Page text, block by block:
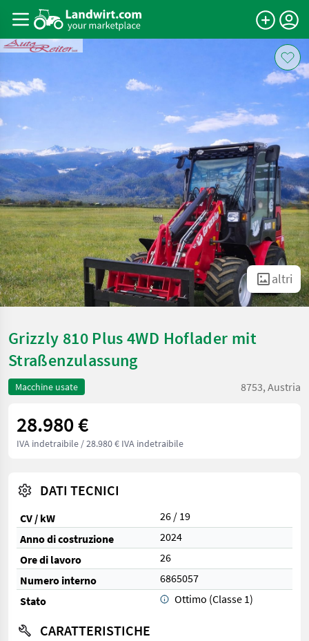
altri
Grizzly 810 Plus 4WD Hoflader mit
Straßenzulassung
Macchine usate 8753, Austria
28.980 €
IVA indetraibile / 28.980 € IVA indetraibile
DATI TECNICI
CV / kW
26 / 19
Anno di costruzione
2024
Ore di lavoro
26
Numero interno
6865057
Stato
Ottimo (Classe 1)
CARATTERISTICHE